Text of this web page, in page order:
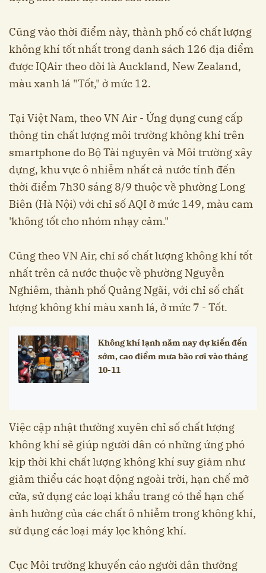
Cũng vào thời điểm này, thành phố có chất lượng
không khí tốt nhất trong danh sách 126 địa điểm
được IQAir theo dõi là Auckland, New Zealand,
màu xanh lá "Tốt," ở mức 12.
Tại Việt Nam, theo VN Air - Ứng dụng cung cấp
thông tin chất lượng môi trường không khí trên
smartphone do Bộ Tài nguyên và Môi trường xây
dựng, khu vực ô nhiễm nhất cả nước tính đến
thời điểm 7h30 sáng 8/9 thuộc về phường Long
Biên (Hà Nội) với chỉ số AQI ở mức 149, màu cam
'không tốt cho nhóm nhạy cảm."
Cũng theo VN Air, chỉ số chất lượng không khí tốt
nhất trên cả nước thuộc về phường Nguyễn
Nghiêm, thành phố Quảng Ngãi, với chỉ số chất
lượng không khí màu xanh lá, ở mức 7 - Tốt.
Không khí lạnh năm nay dự kiến đến
sớm, cao điểm mưa bão rơi vào tháng
10-11
Việc cập nhật thường xuyên chỉ số chất lượng
không khí sẽ giúp người dân có những ứng phó
kịp thời khi chất lượng không khí suy giảm như
giảm thiểu các hoạt động ngoài trời, hạn chế mở
cửa, sử dụng các loại khẩu trang có thể hạn chế
ảnh hưởng của các chất ô nhiễm trong không khí,
sử dụng các loại máy lọc không khí.
Cục Môi trường khuyến cáo người dân thường